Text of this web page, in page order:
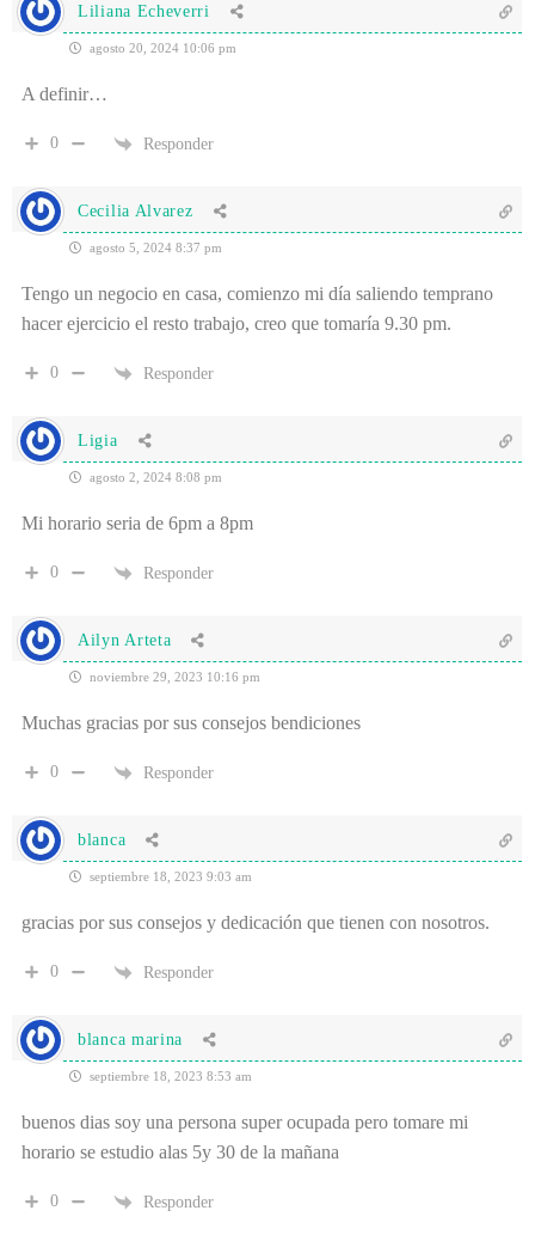
Liliana Echeverri
agosto 20, 2024 10:06 pm
A definir…
0 Responder
Cecilia Alvarez
agosto 5, 2024 8:37 pm
Tengo un negocio en casa, comienzo mi día saliendo temprano
hacer ejercicio el resto trabajo, creo que tomaría 9.30 pm.
0 Responder
Ligia
agosto 2, 2024 8:08 pm
Mi horario seria de 6pm a 8pm
0 Responder
Ailyn Arteta
noviembre 29, 2023 10:16 pm
Muchas gracias por sus consejos bendiciones
0 Responder
blanca
septiembre 18, 2023 9:03 am
gracias por sus consejos y dedicación que tienen con nosotros.
0 Responder
blanca marina
septiembre 18, 2023 8:53 am
buenos dias soy una persona super ocupada pero tomare mi
horario se estudio alas 5y 30 de la mañana
0 Responder